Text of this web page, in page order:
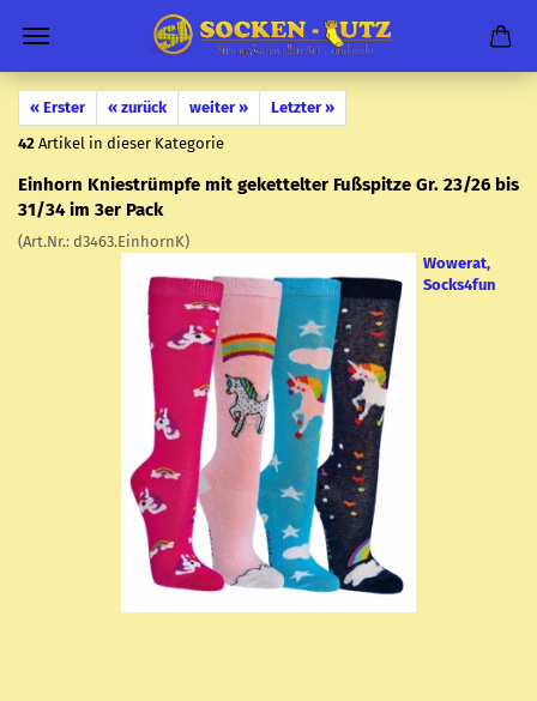
« Erster « zurück weiter »
Letzter »
42 Artikel in dieser Kategorie
Ein­horn Knie­strümp­fe mit ge­ket­tel­ter Fuß­spit­ze Gr. 23/26 bis
31/34 im 3er Pack
(Art.Nr.: d3463.Ein­hornK)
Wowerat,
Socks4fun